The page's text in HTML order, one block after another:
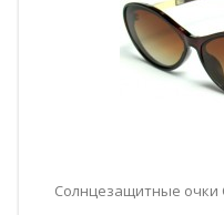
Солнцезащитные очки